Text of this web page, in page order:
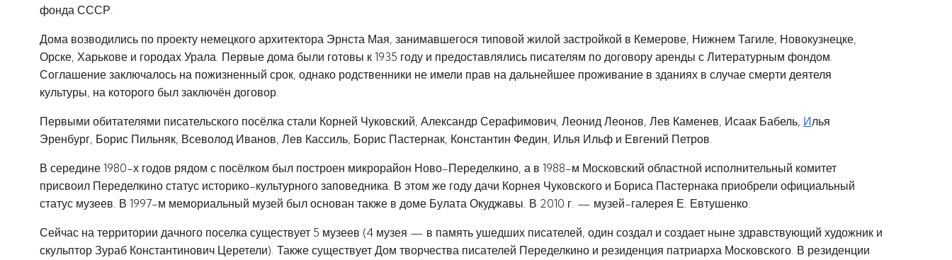
фонда СССР.
Дома возводились по проекту немецкого архитектора Эрнста Мая, занимавшегося типовой жилой застройкой в Кемерове, Нижнем Тагиле, Новокузнецке,
Орске, Харькове и городах Урала. Первые дома были готовы к 1935 году и предоставлялись писателям по договору аренды с Литературным фондом.
Соглашение заключалось на пожизненный срок, однако родственники не имели прав на дальнейшее проживание в зданиях в случае смерти деятеля
культуры, на которого был заключён договор.
Первыми обитателями писательского посёлка стали Корней Чуковский, Александр Серафимович, Леонид Леонов, Лев Каменев, Исаак Бабель, Илья
Эренбург, Борис Пильняк, Всеволод Иванов, Лев Кассиль, Борис Пастернак, Константин Федин, Илья Ильф и Евгений Петров.
В середине 1980-х годов рядом с посёлком был построен микрорайон Ново-Переделкино, а в 1988-м Московский областной исполнительный комитет
присвоил Переделкино статус историко-культурного заповедника. В этом же году дачи Корнея Чуковского и Бориса Пастернака приобрели официальный
статус музеев. В 1997-м мемориальный музей был основан также в доме Булата Окуджавы. В 2010 г. — музей-галерея Е. Евтушенко.
Сейчас на территории дачного поселка существует 5 музеев (4 музея — в память ушедших писателей, один создал и создает ныне здравствующий художник и
скульптор Зураб Константинович Церетели). Также существует Дом творчества писателей Переделкино и резиденция патриарха Московского. В резиденции